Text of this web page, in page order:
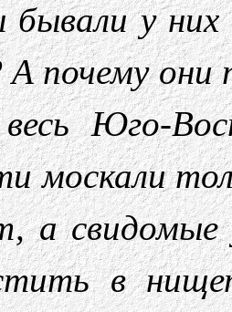
бывали у
А почему
весь Юго-
москали
а
в